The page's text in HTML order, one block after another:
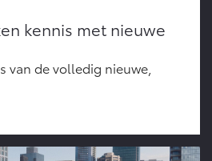
kennis met nieuwe
van de volledig nieuwe,